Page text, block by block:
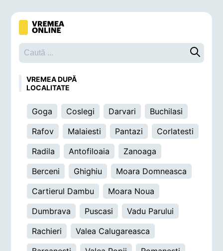
Caută o
VREMEA DUPĂ
LOCALITATE
Goga Coslegi Darvari
Buchilasi
Rafov
Malaiesti Pantazi
Corlatesti
Radila
Antofiloaia
Zanoaga
Berceni
Ghighiu
Moara Domneasca
Cartierul Dambu
Moara Noua
Dumbrava
Puscasi
Vadu Parului
Rachieri
Valea Calugareasca